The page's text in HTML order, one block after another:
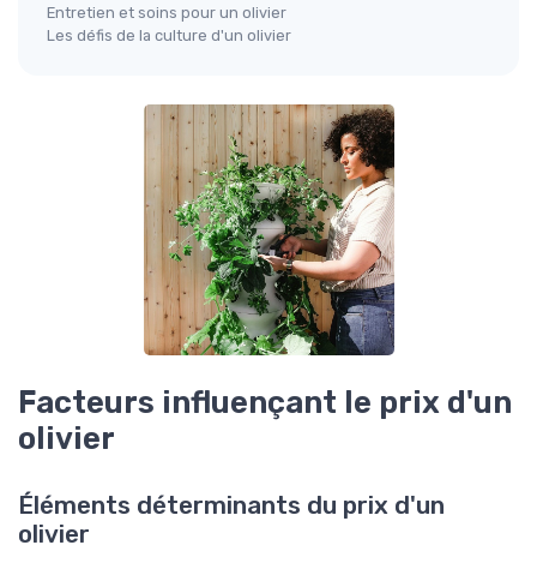
Entretien et soins pour un olivier
Les défis de la culture d'un olivier
Facteurs influençant le prix d'un
olivier
Éléments déterminants du prix d'un
olivier